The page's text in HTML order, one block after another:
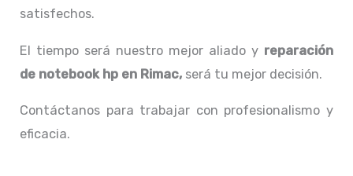
satisfechos.
El tiempo será nuestro mejor aliado y reparación
de notebook hp en Rimac, será tu mejor decisión.
Contáctanos para trabajar con profesionalismo y
eficacia.